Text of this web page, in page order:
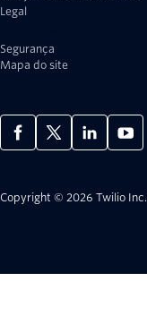
Legal
Segurança
Mapa do site
Copyright © 2026 Twilio Inc.